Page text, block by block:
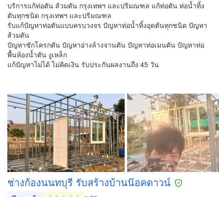
บริการแก้ท่อตัน ส้วมตัน กรุงเทพฯ และปริมณฑล แก้ท่อตัน ท่อน้ำทิ้ง
ตันทุกชนิด กรุงเทพฯ และปริมณฑล
รับแก้ปัญหาท่อตันแบบครบวงจร ปัญหาท่อน้ำทิ้งอุดตันทุกชนิด ปัญหา
ส้วมตัน
ปัญหาชักโครกตัน ปัญหาอ่างล้างจานตัน ปัญหาท่อเมนตัน ปัญหาท่อ
พื้นห้องน้ำตัน งูเหล็ก
แก้ปัญหาไม่ได้ ไม่คิดเงิน รับประกันผลงานถึง 45 วัน
ช่างก้องนนทบุรี รับสร้างบ้านน๊อค​ดาวน์